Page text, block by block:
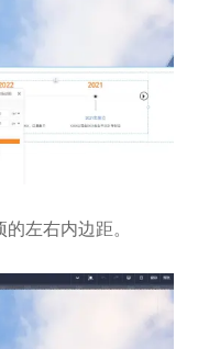
左右内边距。